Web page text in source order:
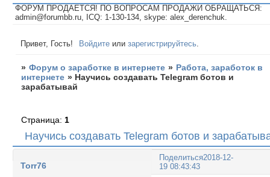
ФОРУМ ПРОДАЕТСЯ! ПО ВОПРОСАМ ПРОДАЖИ ОБРАЩАТЬСЯ:
admin@forumbb.ru, ICQ: 1-130-134, skype: alex_derenchuk.
Привет, Гость! Войдите илизарегистрируйтесь
» Форум о заработке в интернете » Работа, заработок в
интернете » Научись создавать Telegram ботов и
зарабатывай
Научись создавать Telegram ботов и
Страница: 1
Поделиться2018-12-
19 08:43:43
Torr76